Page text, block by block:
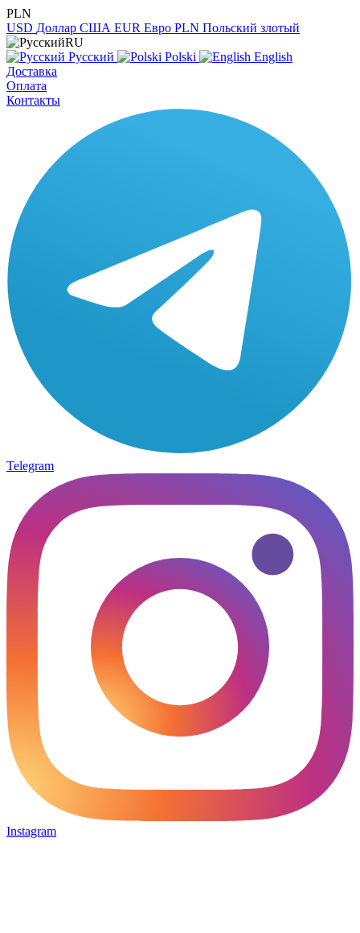
PLN
USD Доллар США EUR Евро PLN Польский злотый
RU
Русский
Polski
English
Доставка
Оплата
Контакты
Telegram
Instagram